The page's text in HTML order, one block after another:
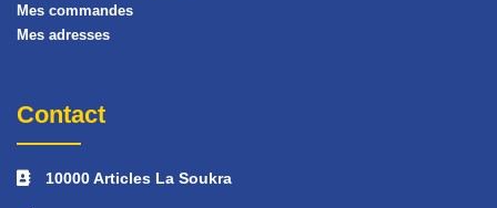
Mes commandes
Mes adresses
Contact
10000 Articles La Soukra